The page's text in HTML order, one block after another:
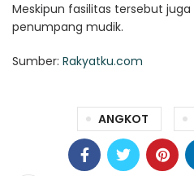
Meskipun fasilitas tersebut
penumpang mudik.
Sumber: Rakyatku.com
ANGKOT